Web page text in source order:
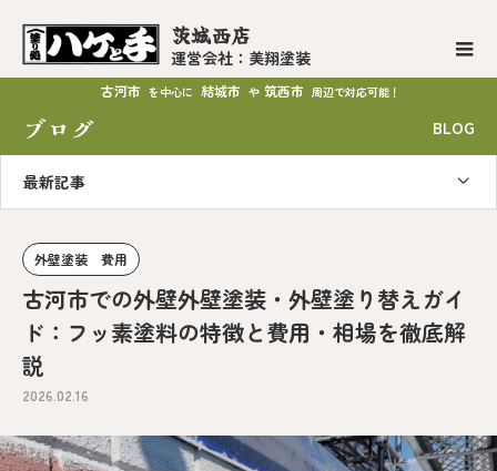
茨城西店
運営会社：美翔塗装
古河市 を中心に 結城市 や 筑西市 周辺で対応可能！
ブログ BLOG
最新記事
外壁塗装 費用
古河市での外壁外壁塗装・外壁塗り替えガイ
ド：フッ素塗料の特徴と費用・相場を徹底解
説
2026.02.16